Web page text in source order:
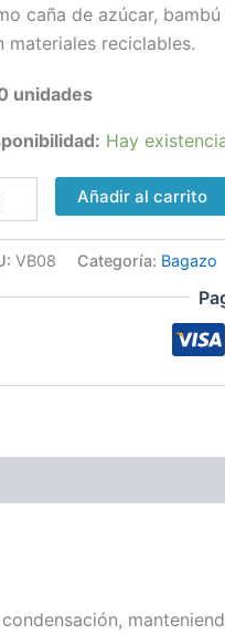
caña de azúcar,
materiales reciclables.
unidades
Hay
Añadir al carrito
VB08 Categoría: Bagazo